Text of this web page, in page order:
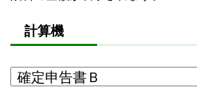
計算機